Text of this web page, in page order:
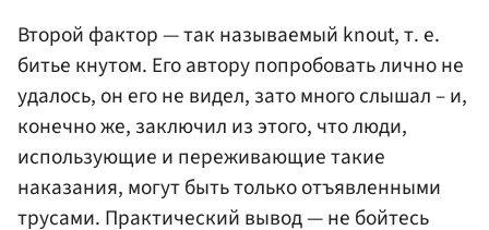
Второй фактор — так называемый knout, т. е.
битье кнутом. Его автору попробовать лично не
удалось, он его не видел, зато много слышал – и,
конечно же, заключил из этого, что люди,
использующие и переживающие такие
наказания, могут быть только отъявленными
трусами. Практический вывод — не бойтесь